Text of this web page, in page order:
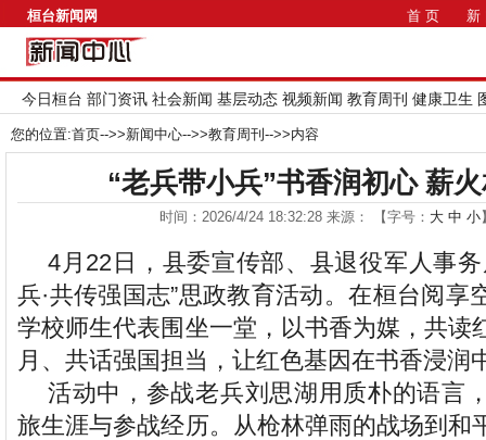
桓台新闻网 首 页 新
今日桓台 部门资讯 社会新闻 基层动态 视频新闻 教育周刊 健康卫生
您的位置:首页-->>新闻中心-->>教育周刊 -->>内容
“老兵带小兵”书香润初心 薪
时间：2026/4/24 18:32:28 来源： 【字号： 大 中 小
4月22日，县委宣传部、县退役军人事
兵·共传强国志”思政教育活动。在桓台阅享
学校师生代表围坐一堂，以书香为媒，共读
月、共话强国担当，让红色基因在书香浸润
活动中，参战老兵刘思湖用质朴的语言
旅生涯与参战经历。从枪林弹雨的战场到和